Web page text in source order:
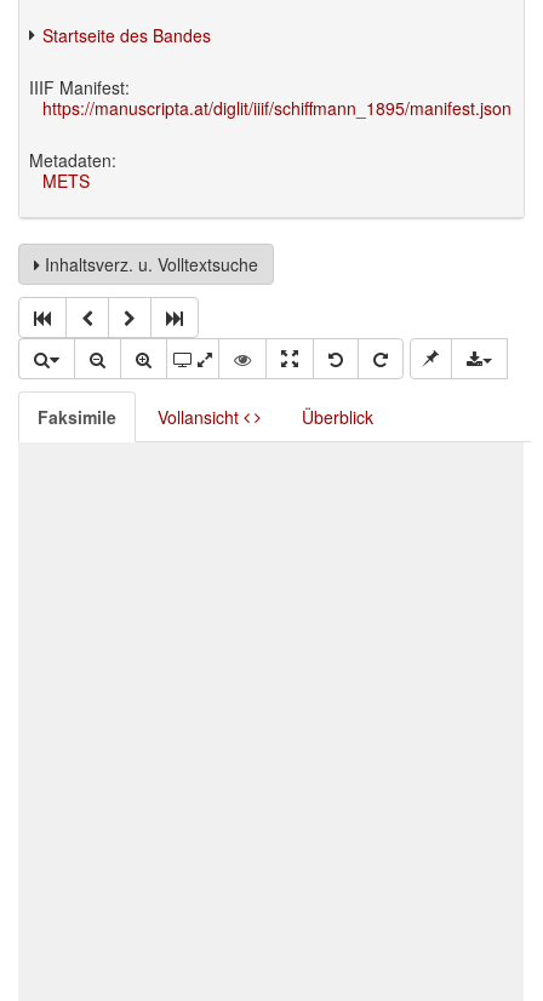
Startseite des Bandes
IIIF Manifest:
https://manuscripta.at/diglit/iiif/schiffmann_1895/manifest.json
Metadaten:
METS
Inhaltsverz. u. Volltextsuche
Faksimile Vollansicht Überblick